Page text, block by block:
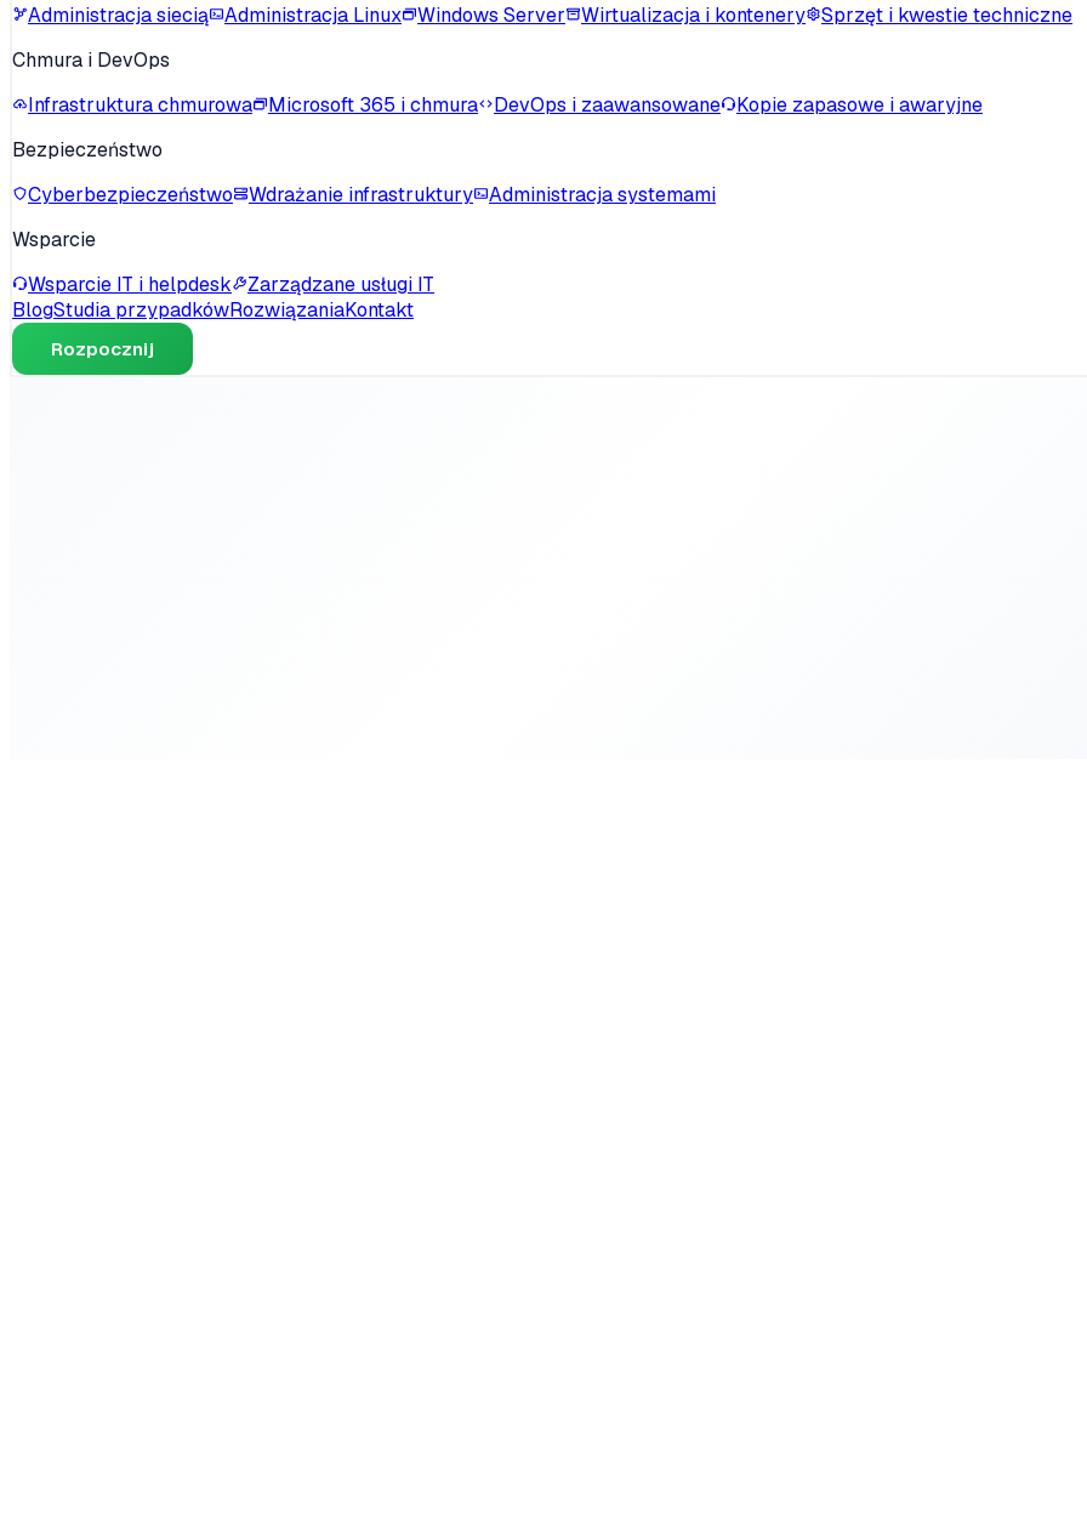
Administracja siecią
Administracja Linux Windows Server Wirtualizacja i kontenery
Sprzęt i kwestie techniczne
Chmura i DevOps
Infrastruktura chmurowa
Microsoft 365 i chmura DevOps i zaawansowane
Kopie zapasowe i awaryjne
Bezpieczeństwo
Cyberbezpieczeństwo
Wdrażanie infrastruktury
Administracja systemami
Wsparcie
Wsparcie IT i helpdesk
Zarządzane usługi IT
BlogStudia przypadkówRozwiązaniaKontakt
Rozpocznij